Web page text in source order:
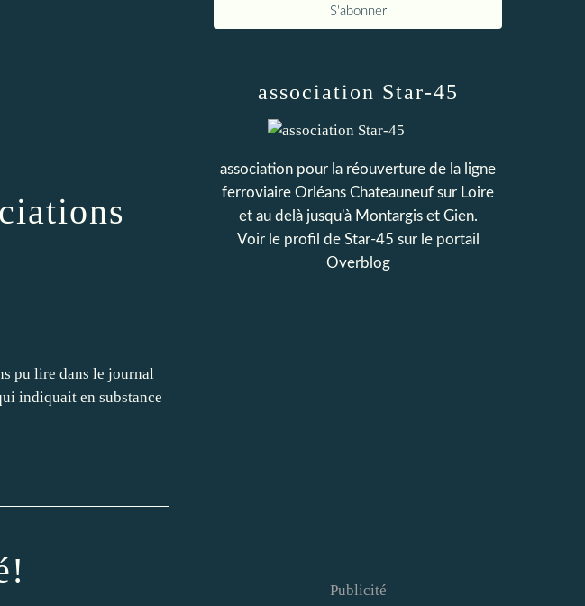
pu lire dans le journal
indiquait en substance
association Star-45
association pour la réouverture de la ligne
ferroviaire Orléans Chateauneuf sur Loire
et au delà jusqu'à Montargis et Gien.
Voir le profil de Star-45 sur le portail
Overblog
Publicité